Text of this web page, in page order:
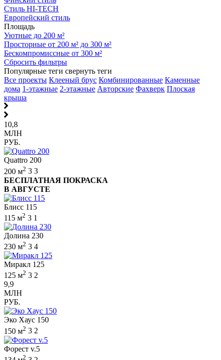
Стиль HI-TECH
Европейский стиль
Площадь
Уютные до 200 м²
Просторные от 200 м² до 300 м²
Бескомпромиссные от 300 м²
Сбросить фильтры
Популярные теги свернуть теги
Все проекты Клееный брус Комбинированные Каменные
дома 1-этажные 2-этажные Авторские Фахверк Плоская
крыша
10,8
МЛН
РУБ.
Quattro 200
200 м2 3 3
БЕСПЛАТНАЯ ПОКРАСКА
В АВГУСТЕ
Блисс 115
115 м2 3 1
Долина 230
230 м2 3 4
Миракл 125
125 м2 3 2
9,9
МЛН
РУБ.
Эко Хаус 150
150 м2 3 2
Форест v.5
2